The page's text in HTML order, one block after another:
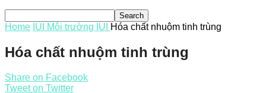
Home IUI Môi trường IUI Hóa chất nhuộm tinh trùng
Hóa chất nhuộm tinh trùng
Share on Facebook
Tweet on Twitter